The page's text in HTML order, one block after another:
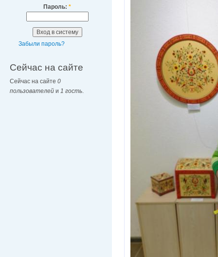
Пароль: *
Забыли пароль?
Сейчас на сайте
Сейчас на сайте 0
пользователей и 1 гость